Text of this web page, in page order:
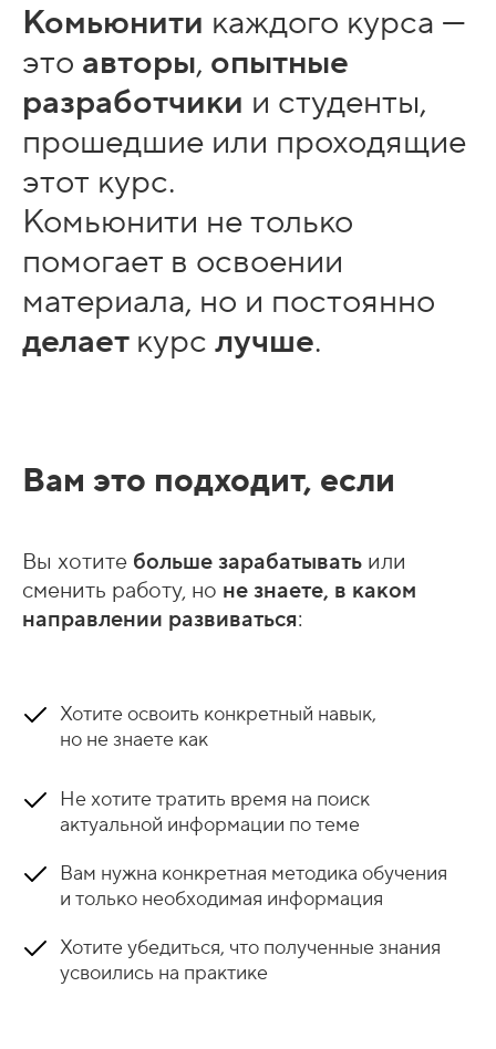
Комьюнити каждого курса —
это авторы, опытные
разработчики и студенты,
прошедшие или проходящие
этот курс.
Комьюнити не только
помогает в освоении
материала, но и постоянно
делает курс лучше.
Вам это подходит, если
Вы хотите больше зарабатывать или
сменить работу, но не знаете, в каком
направлении развиваться:
Хотите освоить конкретный навык,
но не знаете как
Не хотите тратить время на поиск
актуальной информации по теме
Вам нужна конкретная методика обучения
и только необходимая информация
Хотите убедиться, что полученные знания
усвоились на практике